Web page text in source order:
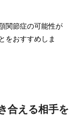
関節症の可能性が
をおすすめしま
合える相手を